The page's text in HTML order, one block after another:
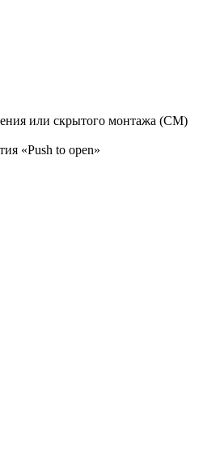
или скрытого монтажа (СМ)
«Push to open»